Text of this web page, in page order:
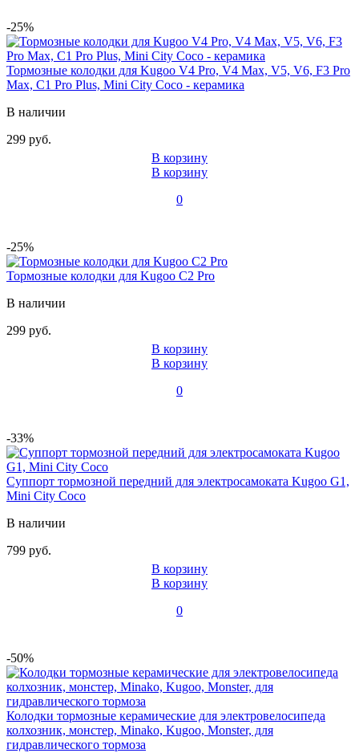
-25%
Тормозные колодки для Kugoo V4 Pro, V4 Max, V5, V6, F3 Pro
Max, C1 Pro Plus, Mini City Coco - керамика
В наличии
299 руб.
В корзину
В корзину
0
-25%
Тормозные колодки для Kugoo C2 Pro
В наличии
299 руб.
В корзину
В корзину
0
-33%
Суппорт тормозной передний для электросамоката Kugoo G1,
Mini City Coco
В наличии
799 руб.
В корзину
В корзину
0
-50%
Колодки тормозные керамические для электровелосипеда
колхозник, монстер, Minako, Kugoo, Monster, для
гидравлического тормоза